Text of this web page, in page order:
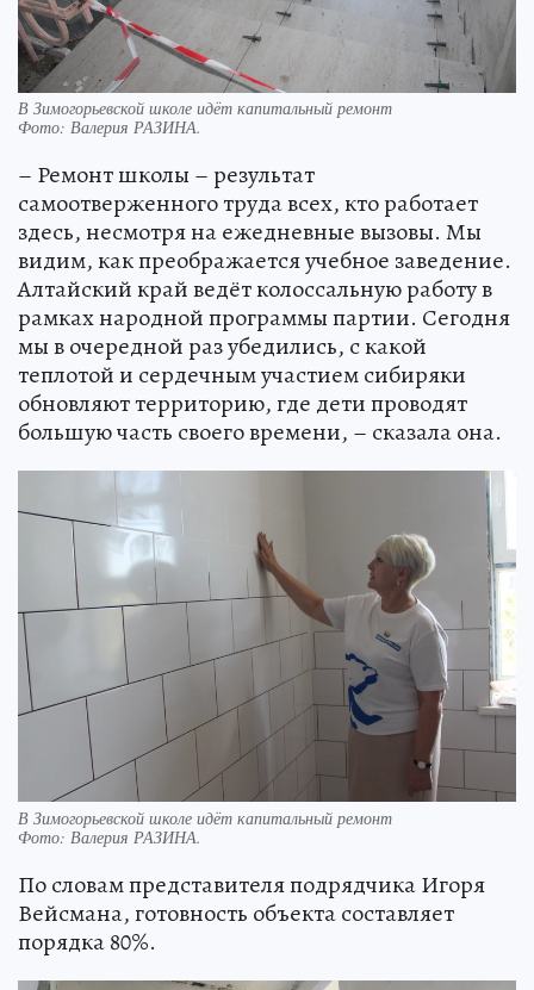
В Зимогорьевской школе идёт капитальный ремонт
Фото: Валерия РАЗИНА.
– Ремонт школы – результат
самоотверженного труда всех, кто работает
здесь, несмотря на ежедневные вызовы. Мы
видим, как преображается учебное заведение.
Алтайский край ведёт колоссальную работу в
рамках народной программы партии. Сегодня
мы в очередной раз убедились, с какой
теплотой и сердечным участием сибиряки
обновляют территорию, где дети проводят
большую часть своего времени, – сказала она.
В Зимогорьевской школе идёт капитальный ремонт
Фото: Валерия РАЗИНА.
По словам представителя подрядчика Игоря
Вейсмана, готовность объекта составляет
порядка 80%.